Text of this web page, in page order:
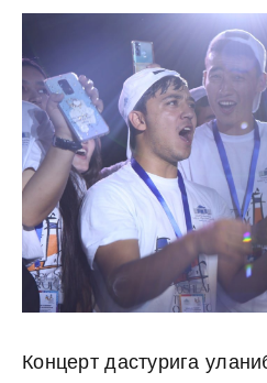
Концерт дастурига